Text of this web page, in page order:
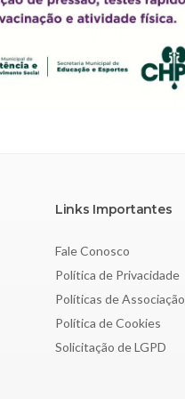
Links Importantes
Fale Conosco
Política de Privacidade
Políticas de Associação
Política de Cookies
Solicitação de LGPD